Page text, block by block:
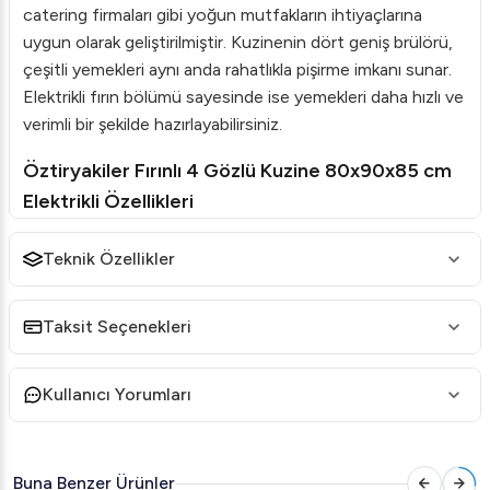
catering firmaları gibi yoğun mutfakların ihtiyaçlarına
uygun olarak geliştirilmiştir. Kuzinenin dört geniş brülörü,
çeşitli yemekleri aynı anda rahatlıkla pişirme imkanı sunar.
Elektrikli fırın bölümü sayesinde ise yemekleri daha hızlı ve
verimli bir şekilde hazırlayabilirsiniz.
Öztiryakiler Fırınlı 4 Gözlü Kuzine 80x90x85 cm
Elektrikli Özellikleri
Geniş Kullanım Alanı:
opsiyonel olarak gazlı statik fırın seçeneği sunar.
Yüksek Verim:Özel tasarlanmış pirinç brülörler,
yüksek güç ve düşük gaz emisyonu sağlar.
Teknik Özellikler
Taksit Seçenekleri
Kullanıcı Yorumları
Buna Benzer Ürünler